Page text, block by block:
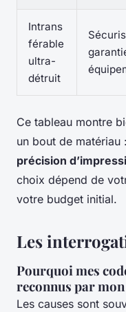
Intrans
férable
ultra-
détruit
Ce tableau montre
un bout de matériau
précision
choix dépend de
votre budget initial.
Les
Pourquoi mes
reconnus par
Les causes sont